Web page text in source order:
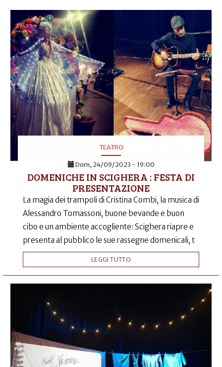
TEATRO
Dom, 24/09/2023 - 19:00
DOMENICHE IN SCIGHERA : FESTA DI
PRESENTAZIONE
La magia dei trampoli di Cristina Combi, la musica di
Alessandro Tomassoni, buone bevande e buon
cibo e un ambiente accogliente: Scighera riapre e
presenta al pubblico le sue rassegne domenicali, t
LEGGI TUTTO